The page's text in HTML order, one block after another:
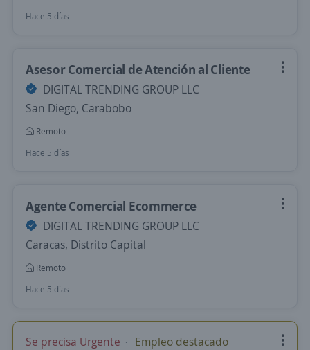
Hace 5 días
Asesor Comercial de Atención al Cliente
DIGITAL TRENDING GROUP LLC
San Diego, Carabobo
Remoto
Hace 5 días
Agente Comercial Ecommerce
DIGITAL TRENDING GROUP LLC
Caracas, Distrito Capital
Remoto
Hace 5 días
Se precisa Urgente Empleo destacado